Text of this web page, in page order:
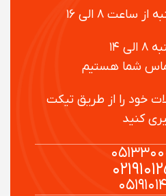
۸ الی ۱۶
شما هستیم
را از طریق تیکت
کنید